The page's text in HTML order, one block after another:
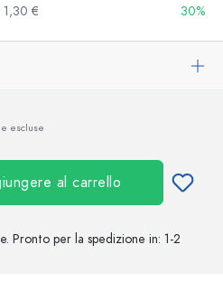
1,30 € 30%
escluse
al carrello
Pronto per la spedizione in: 1-2